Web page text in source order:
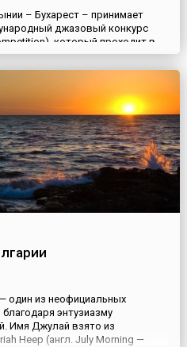
– Бухарест – принимает
джазовый конкурс
который проходит в
музыкального фестиваля
годы визитной карточкой
что делает его уникальным в
четырем музыкальным...
один из неофициальных
энтузиазму
Имя Джулай взято из
Heep (англ. July Morning —